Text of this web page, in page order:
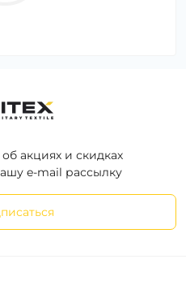
акциях и скидках
e-mail рассылку